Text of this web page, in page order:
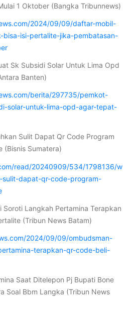
1 Oktober (Bangka Tribunnews)
2024/09/09/daftar-mobil-
isi-pertalite-jika-pembatasan-
Sk Subsidi Solar Untuk Lima Opd
Banten)
berita/297735/pemkot-
solar-untuk-lima-opd-agar-tepat-
Sulit Dapat Qr Code Program
(Bisnis Sumatera)
read/20240909/534/1798136/w
sulit-dapat-qr-code-program-
Soroti Langkah Pertamina Terapkan
(Tribun News Batam)
2024/09/09/ombudsman-
terapkan-qr-code-beli-
Saat Ditelepon Pj Bupati Bone
Soal Bbm Langka (Tribun News